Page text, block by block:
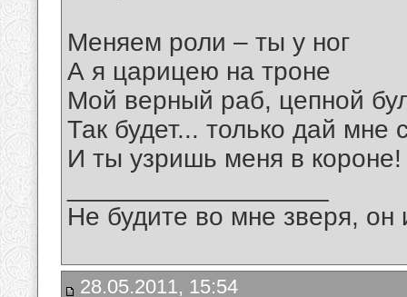
Меняем роли – ты у ног
А я царицею на троне
Мой верный раб, цепной
Так будет... только дай мне
И ты узришь меня в короне!
Не будите во мне зверя, он
28.05.2011, 15:54